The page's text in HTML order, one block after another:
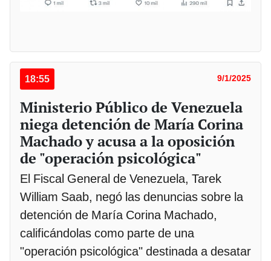
18:55 9/1/2025
Ministerio Público de Venezuela
niega detención de María Corina
Machado y acusa a la oposición
de "operación psicológica"
El Fiscal General de Venezuela, Tarek
William Saab, negó las denuncias sobre la
detención de María Corina Machado,
calificándolas como parte de una
"operación psicológica" destinada a desatar